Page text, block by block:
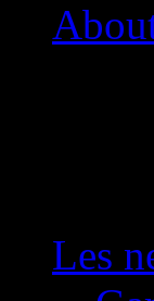
Les